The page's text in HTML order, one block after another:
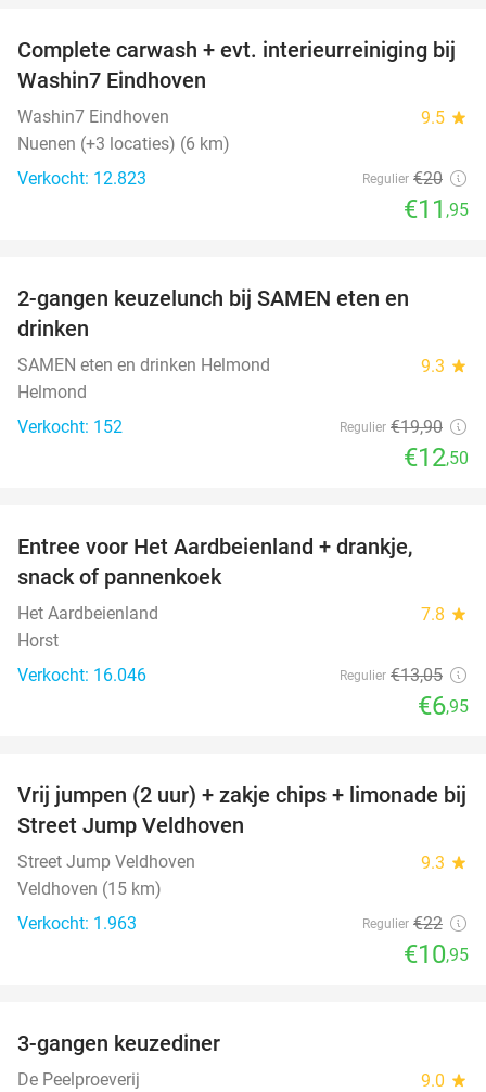
40%
Complete carwash + evt. interieurreiniging bij
Washin7 Eindhoven
Washin7 Eindhoven 9.5 star
Nuenen (+3 locaties) (6 km)
Verkocht: 12.823
Regulier €20
€11 ,95
2-gangen keuzelunch bij SAMEN eten en
drinken
SAMEN eten en drinken Helmond 9.3 star
Helmond
Verkocht: 152
Regulier €19,90
€12,50
Entree voor Het Aardbeienland + drankje,
snack of pannenkoek
Het Aardbeienland 7.8 star
Horst
Verkocht: 16.046
Regulier €13,05
€6,95
50%
Vrij jumpen (2 uur) + zakje chips + limonade bij
Street Jump Veldhoven
Street Jump Veldhoven 9.3 star
Veldhoven (15 km)
Verkocht: 1.963
Regulier €22
€10,95
3-gangen keuzediner
De Peelproeverij 9.0 star